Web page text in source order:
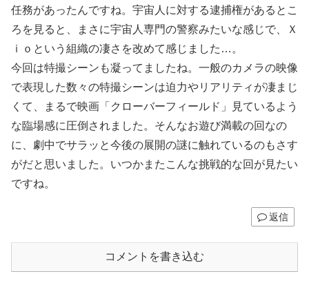
任務があったんですね。宇宙人に対する逮捕権があるとこ
ろを見ると、まさに宇宙人専門の警察みたいな感じで、Ｘ
ｉｏという組織の凄さを改めて感じました…。
今回は特撮シーンも凝ってましたね。一般のカメラの映像
で表現した数々の特撮シーンは迫力やリアリティが凄まじ
くて、まるで映画「クローバーフィールド」見ているよう
な臨場感に圧倒されました。そんなお遊び満載の回なの
に、劇中でサラッと今後の展開の謎に触れているのもさす
がだと思いました。いつかまたこんな挑戦的な回が見たい
ですね。
返信
コメントを書き込む